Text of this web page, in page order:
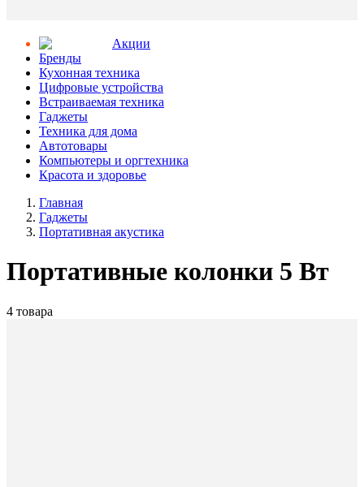
Aкции
Бренды
Кухонная техника
Цифровые устройства
Встраиваемая техника
Гаджеты
Техника для дома
Автотовары
Компьютеры и оргтехника
Красота и здоровье
Главная
Гаджеты
Портативная акустика
Портативные колонки 5 Вт
4 товара